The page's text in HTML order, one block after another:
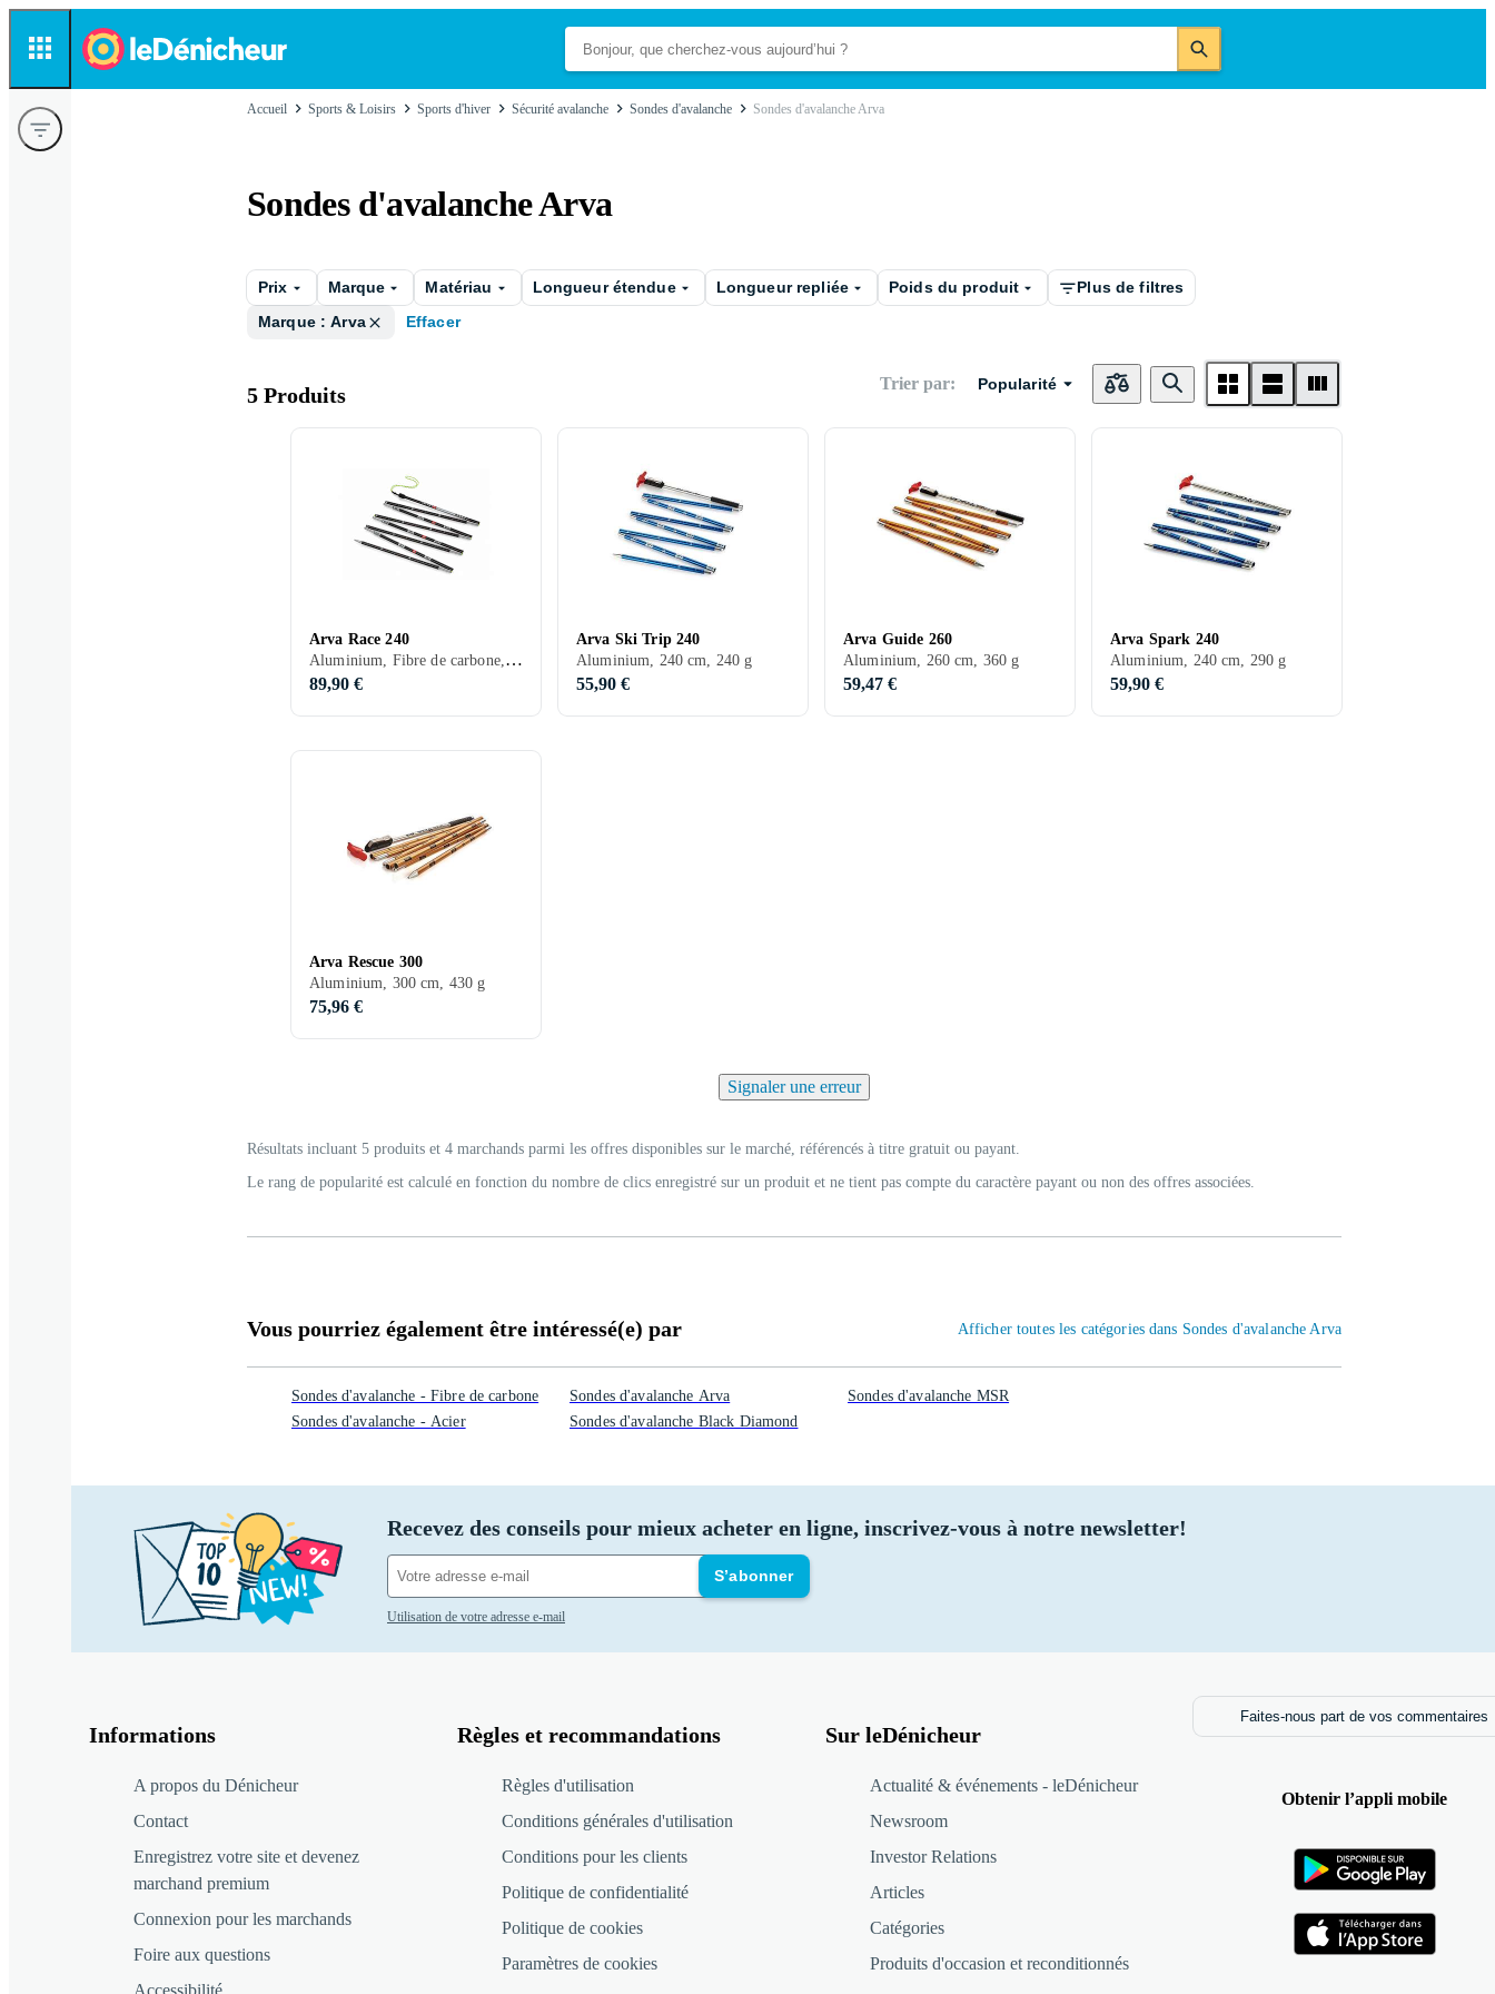
Accueil Sports & Loisirs Sports d'hiver Sécurité avalanche Sondes d'avalanche Sondes d'avalanche Arva
Sondes d'avalanche Arva
Prix Marque Matériau Longueur étendue Longueur repliée Poids du produit
Plus de filtres
Marque : Arva
Effacer
5 Produits Trier par: Popularité
Arva Race 240
Aluminium, Fibre de carbone, 240 cm, 120 g
89,90 €
Arva Ski Trip 240
Aluminium, 240 cm, 240 g
55,90 €
Arva Guide 260
Aluminium, 260 cm, 360 g
59,47 €
Arva Spark 240
Aluminium, 240 cm, 290 g
59,90 €
Arva Rescue 300
Aluminium, 300 cm, 430 g
75,96 €
Signaler une erreur
Résultats incluant 5 produits et 4 marchands parmi les offres disponibles sur le marché, référencés à titre gratuit ou payant.
Le rang de popularité est calculé en fonction du nombre de clics enregistré sur un produit et ne tient pas compte du caractère payant ou non des offres associées.
Vous pourriez également être intéressé(e) par Afficher toutes les catégories dans Sondes d'avalanche Arva
Sondes d'avalanche - Fibre de carbone
Sondes d'avalanche - Acier
Sondes d'avalanche Arva
Sondes d'avalanche Black Diamond
Sondes d'avalanche MSR
Recevez des conseils pour mieux acheter en ligne, inscrivez-vous à notre newsletter!
S’abonner
Utilisation de votre adresse e-mail
Informations
A propos du Dénicheur
Contact
Enregistrez votre site et devenez
marchand premium
Connexion pour les marchands
Foire aux questions
Accessibilité
Règles et recommandations
Règles d'utilisation
Conditions générales d'utilisation
Conditions pour les clients
Politique de confidentialité
Politique de cookies
Paramètres de cookies
Sur leDénicheur
Actualité & événements - leDénicheur
Newsroom
Investor Relations
Articles
Catégories
Produits d'occasion et reconditionnés
Faites-nous part de vos commentaires
Obtenir l’appli mobile